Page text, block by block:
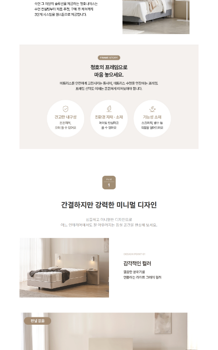
WF-60C9600M | 53,900
CHA-K700A | 32,900
AP-11U6550 | 28,900
AP-08U5550-7V1 | 28,900
CHA-310BA | 24,900
CHDH-120JA | 29,900